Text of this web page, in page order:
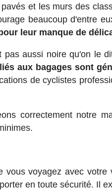
et les murs des
beaucoup d'entre
leur manque de
pas aussi noire qu'on le
aux bagages sont
de cyclistes
correctement notre
vous voyagez avec
en toute sécurité. Il